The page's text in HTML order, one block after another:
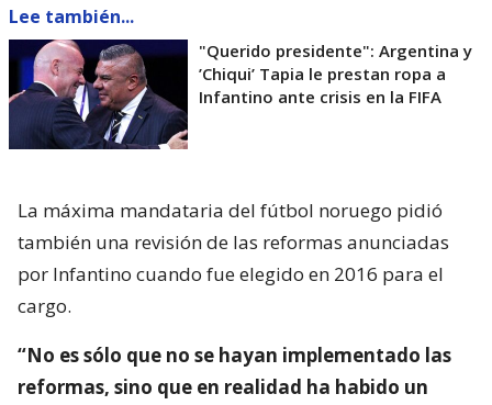
Lee también...
"Querido presidente": Argentina y
’Chiqui’ Tapia le prestan ropa a
Infantino ante crisis en la FIFA
La máxima mandataria del fútbol noruego pidió
también una revisión de las reformas anunciadas
por Infantino cuando fue elegido en 2016 para el
cargo.
“No es sólo que no se hayan implementado las
reformas, sino que en realidad ha habido un